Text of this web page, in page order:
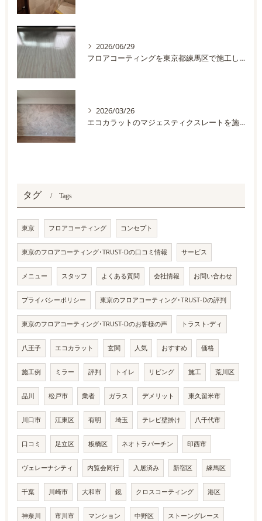
2026/06/29
フロアコーティングを東京都練馬区で施工しました
2026/03/26
エコカラットのマジェスティクスレートを施工しました
タグ Tags
東京 フロアコーティング コンセプト
東京のフロアコーティング･TRUST-Dの口コミ情報 サービス
メニュー スタッフ よくある質問 会社情報 お問い合わせ
プライバシーポリシー 東京のフロアコーティング･TRUST-Dの評判
東京のフロアコーティング･TRUST-Dのお客様の声 トラスト-ディ
八王子 エコカラット 玄関 人気 おすすめ 価格
施工例 ミラー 評判 トイレ リビング 施工 荒川区
品川 松戸市 業者 ガラス デメリット 東久留米市
川口市 江東区 有明 埼玉 テレビ壁掛け 八千代市
口コミ 足立区 板橋区 ネオトラバーチン 印西市
ヴェレーナシティ 内覧会同行 入居済み 新宿区 練馬区
千葉 川崎市 大和市 鏡 クロスコーティング 港区
神奈川 市川市 マンション 中野区 ストーングレース